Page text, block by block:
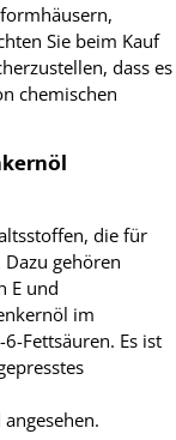
Sie beim Kauf
dass es
chemischen
die für
gehören
E und
im
Fettsäuren. Es ist